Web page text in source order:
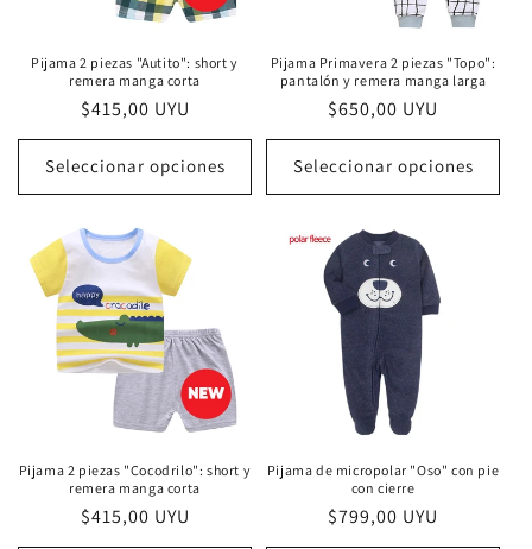
Pijama 2 piezas "Autito": short y
remera manga corta
Precio
habitual
$415,00 UYU
Seleccionar opciones
Pijama Primavera 2 piezas "Topo":
pantalón y remera manga larga
Precio
habitual
$650,00 UYU
Seleccionar opciones
Pijama 2 piezas "Cocodrilo": short y
remera manga corta
Precio
$415,00 UYU
Pijama de micropolar "Oso" con pie
con cierre
Precio
$799,00 UYU